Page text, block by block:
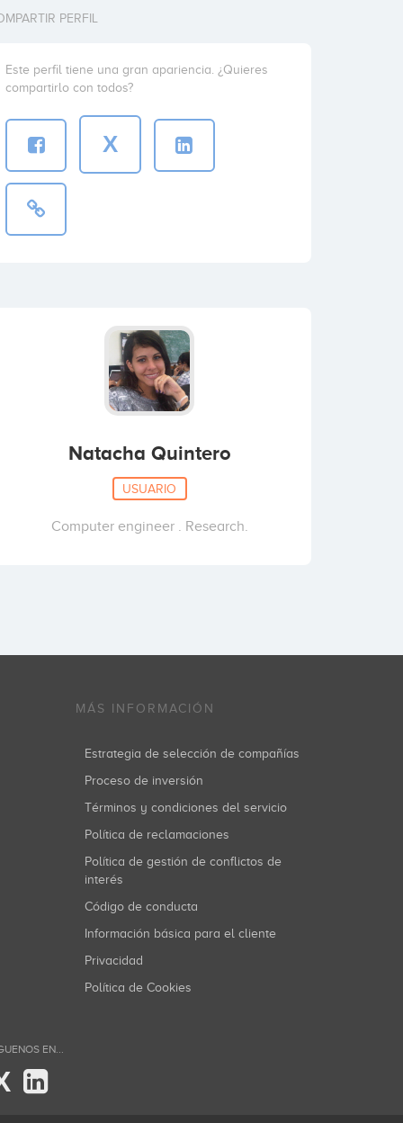
PERFIL
Este perfil tiene una gran apariencia. ¿Quieres
compartirlo con todos?
X
Natacha Quintero
USUARIO
Computer engineer . Research.
MÁS INFORMACIÓN
Estrategia de selección de compañías
Proceso de inversión
Términos y condiciones del servicio
Política de reclamaciones
Política de gestión de conflictos de
interés
Código de conducta
Información básica para el cliente
Privacidad
Política de Cookies
EN...